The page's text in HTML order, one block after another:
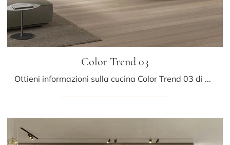
Color Trend 03
Ottieni informazioni sulla cucina Color Trend 03 di Stosa: questa soluzione in laccato opaco sarà la scelta ideale per te!